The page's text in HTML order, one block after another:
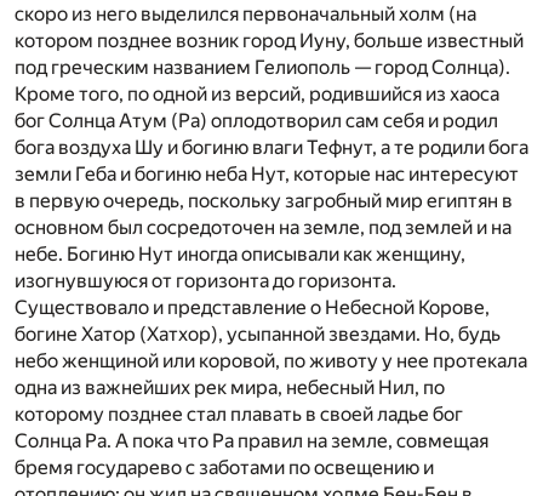
скоро из него выделился первоначальный холм (на
котором позднее возник город Иуну, больше известный
под греческим названием Гелиополь — город Солнца).
Кроме того, по одной из версий, родившийся из хаоса
бог Солнца Атум (Ра) оплодотворил сам себя и родил
бога воздуха Шу и богиню влаги Тефнут, а те родили бога
земли Геба и богиню неба Нут, которые нас интересуют
в первую очередь, поскольку загробный мир египтян в
основном был сосредоточен на земле, под землей и на
небе. Богиню Нут иногда описывали как женщину,
изогнувшуюся от горизонта до горизонта.
Существовало и представление о Небесной Корове,
богине Хатор (Хатхор), усыпанной звездами. Но, будь
небо женщиной или коровой, по животу у нее протекала
одна из важнейших рек мира, небесный Нил, по
которому позднее стал плавать в своей ладье бог
Солнца Ра. А пока что Ра правил на земле, совмещая
бремя государево с заботами по освещению и